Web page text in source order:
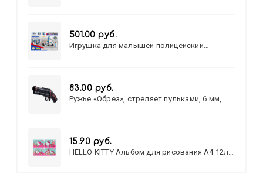
501.00 руб.
Игрушка для малышей полицейский
83.00 руб.
Ружье «Обрез», стреляет пульками, 6 мм,
15.90 руб.
HELLO KITTY Альбом для рисования А4 12л.